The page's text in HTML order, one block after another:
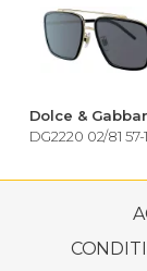
DG2220 02/81 57-